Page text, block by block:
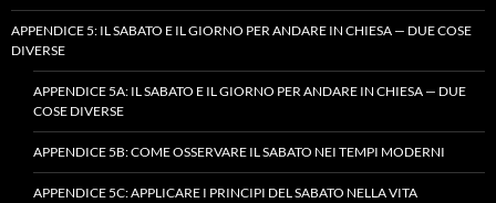
APPENDICE 5: IL SABATO E IL GIORNO PER ANDARE IN CHIESA — DUE COSE
DIVERSE
APPENDICE 5A: IL SABATO E IL GIORNO PER ANDARE IN CHIESA — DUE
COSE DIVERSE
APPENDICE 5B: COME OSSERVARE IL SABATO NEI TEMPI MODERNI
APPENDICE 5C: APPLICARE I PRINCIPI DEL SABATO NELLA VITA